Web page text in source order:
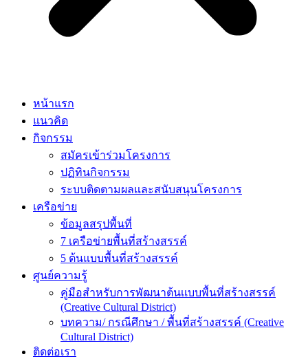
หน้าแรก
แนวคิด
กิจกรรม
สมัครเข้าร่วมโครงการ
ปฏิทินกิจกรรม
ระบบติดตามผลและสนับสนุนโครงการ
เครือข่าย
ข้อมูลสรุปพื้นที่
7 เครือข่ายพื้นที่สร้างสรรค์
5 ต้นแบบพื้นที่สร้างสรรค์
ศูนย์ความรู้
คู่มือสำหรับการพัฒนาต้นเเบบพื้นที่สร้างสรรค์
(Creative Cultural District)
บทความ/ กรณีศึกษา / พื้นที่สร้างสรรค์ (Creative
Cultural District)
ติดต่อเรา